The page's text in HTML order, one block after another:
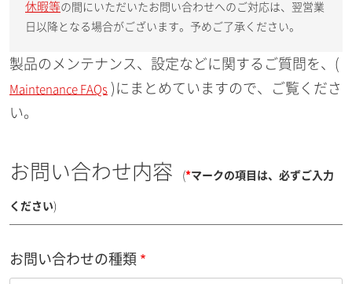
休暇等の間にいただいたお問い合わせへのご対応は、翌営業
日以降となる場合がございます。予めご了承ください。
製品のメンテナンス、設定などに関するご質問を、(
Maintenance FAQs )にまとめていますので、ご覧くださ
い。
お問い合わせ内容 (*マークの項目は、必ずご入力
ください)
お問い合わせの種類